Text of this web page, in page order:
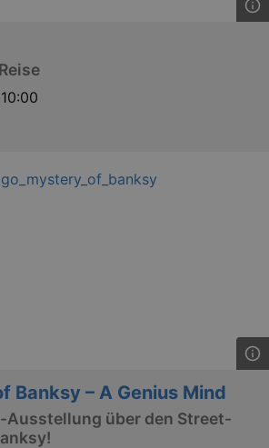
Banksy – A Genius Mind
Ausstellung über den Street-